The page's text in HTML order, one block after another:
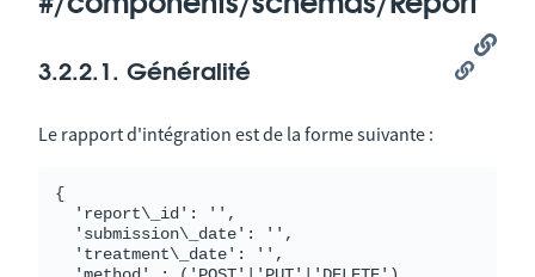
3.2.2.1. Généralité
Le rapport d'intégration est de la forme suivante :
{